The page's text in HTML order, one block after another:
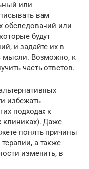
или
вам
обследований или
будут
и задайте их в
мысли. Возможно, к
часть ответов.
избежать
подходах к
клиниках). Даже
понять причины
а также
изменить, в